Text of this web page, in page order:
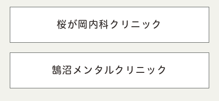
桜が岡内科クリニック
鵠沼メンタルクリニック